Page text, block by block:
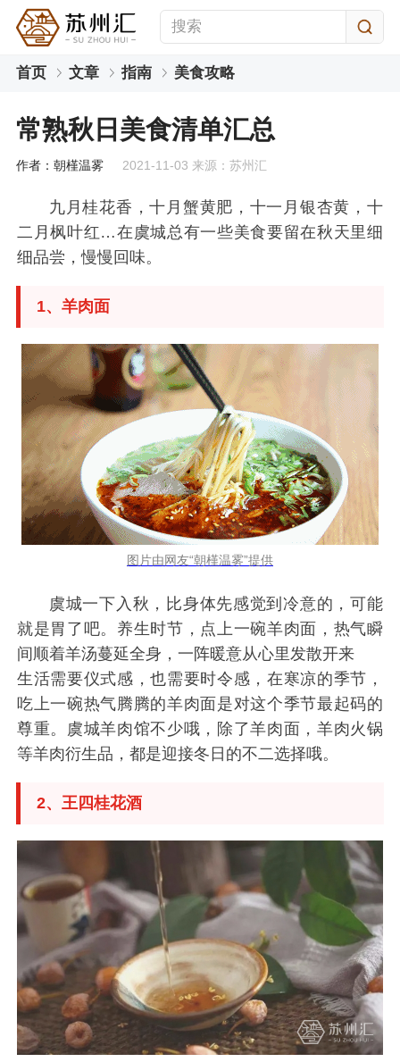
首页 文章 指南 美食攻略
常熟秋日美食清单汇总
作者：朝槿温雾 2021-11-03 来源：苏州汇
九月桂花香，十月蟹黄肥，十一月银杏黄，十
二月枫叶红…在虞城总有一些美食要留在秋天里细
细品尝，慢慢回味。
1、羊肉面
图片由网友“朝槿温雾”提供
虞城一下入秋，比身体先感觉到冷意的，可能
就是胃了吧。养生时节，点上一碗羊肉面，热气瞬
间顺着羊汤蔓延全身，一阵暖意从心里发散开来
生活需要仪式感，也需要时令感，在寒凉的季节，
吃上一碗热气腾腾的羊肉面是对这个季节最起码的
尊重。虞城羊肉馆不少哦，除了羊肉面，羊肉火锅
等羊肉衍生品，都是迎接冬日的不二选择哦。
2、王四桂花酒